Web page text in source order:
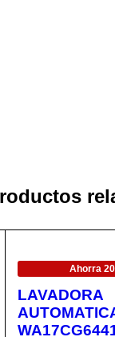
Ahorra
LAVADORA